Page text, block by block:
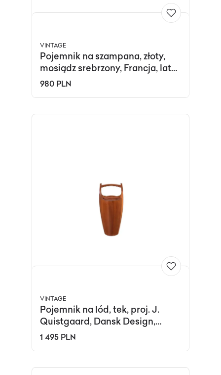
VINTAGE
Pojemnik na szampana, złoty,
mosiądz srebrzony, Francja, lata
20.
980 PLN
VINTAGE
Pojemnik na lód, tek, proj. J.
Quistgaard, Dansk Design,
Dania, lata 60.
1 495 PLN